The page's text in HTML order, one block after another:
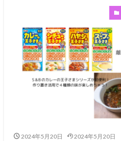
2024年5月20日 2024年5月20日